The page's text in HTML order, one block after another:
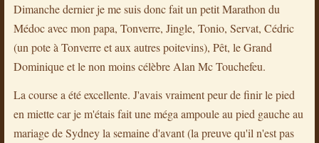
Dimanche dernier je me suis donc fait un petit Marathon du
Médoc avec mon papa, Tonverre, Jingle, Tonio, Servat, Cédric
(un pote à Tonverre et aux autres poitevins), Pêt, le Grand
Dominique et le non moins célèbre Alan Mc Touchefeu.
La course a été excellente. J'avais vraiment peur de finir le pied
en miette car je m'étais fait une méga ampoule au pied gauche au
mariage de Sydney la semaine d'avant (la preuve qu'il n'est pas